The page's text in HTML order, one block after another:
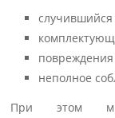
повреждения
неполное
При этом мы